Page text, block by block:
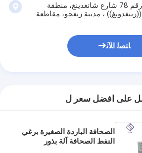
غرفة 2819، مبنى 3B، رقم 78 شارع شانغدينغ، منطقة
، مدينة زنغجو، مقاطعة
ﺎﺘﺼﻟ ﺍﻶﻧ
على افضل سعر ل
الصحافة الباردة الصغيرة برغي
النفط الصحافة آلة بذور